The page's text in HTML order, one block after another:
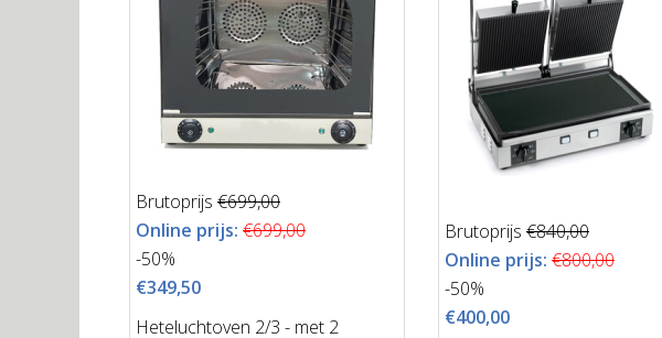
Brutoprijs €699,00
Online prijs: €699,00
-50%
€349,50
Heteluchtoven 2/3 - met 2
Brutoprijs €840,00
Online prijs: €800,00
-50%
€400,00